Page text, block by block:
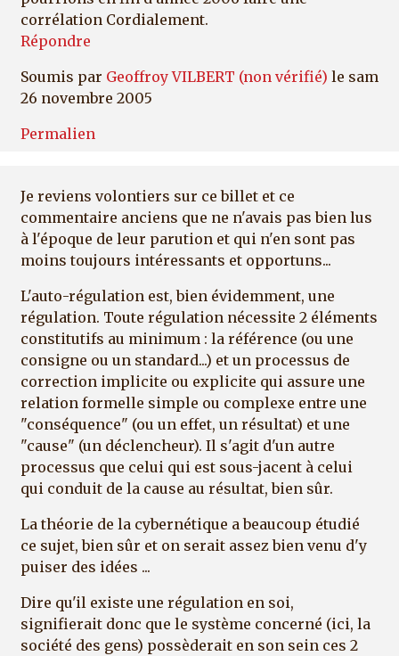
corrélation Cordialement.
Répondre
Soumis par Geoffroy VILBERT (non vérifié) le sam
26 novembre 2005
Permalien
Je reviens volontiers sur ce billet et ce
commentaire anciens que ne n'avais pas bien lus
à l'époque de leur parution et qui n'en sont pas
moins toujours intéressants et opportuns...
L'auto-régulation est, bien évidemment, une
régulation. Toute régulation nécessite 2 éléments
constitutifs au minimum : la référence (ou une
consigne ou un standard...) et un processus de
correction implicite ou explicite qui assure une
relation formelle simple ou complexe entre une
"conséquence" (ou un effet, un résultat) et une
"cause" (un déclencheur). Il s'agit d'un autre
processus que celui qui est sous-jacent à celui
qui conduit de la cause au résultat, bien sûr.
La théorie de la cybernétique a beaucoup étudié
ce sujet, bien sûr et on serait assez bien venu d'y
puiser des idées ...
Dire qu'il existe une régulation en soi,
signifierait donc que le système concerné (ici, la
société des gens) possèderait en son sein ces 2